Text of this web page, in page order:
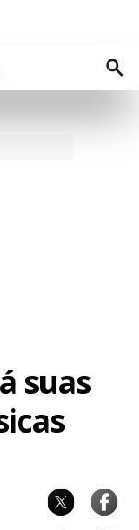
suas